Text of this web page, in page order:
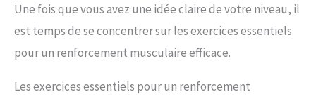
Une fois que vous avez une idée claire de votre niveau, il
est temps de se concentrer sur les exercices essentiels
pour un renforcement musculaire efficace.
Les exercices essentiels pour un renforcement